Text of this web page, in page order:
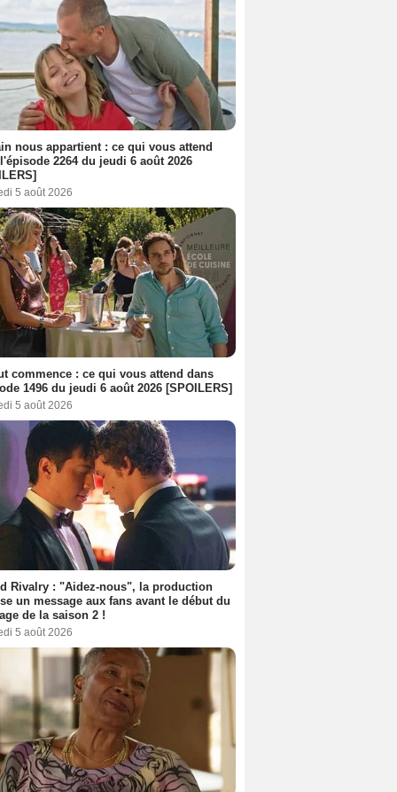
nous appartient : ce qui vous attend
2264 du jeudi 6 août 2026
5 août 2026
commence : ce qui vous attend dans
1496 du jeudi 6 août 2026 [SPOILERS]
5 août 2026
Rivalry : "Aidez-nous", la production
un message aux fans avant le début du
de la saison 2 !
5 août 2026